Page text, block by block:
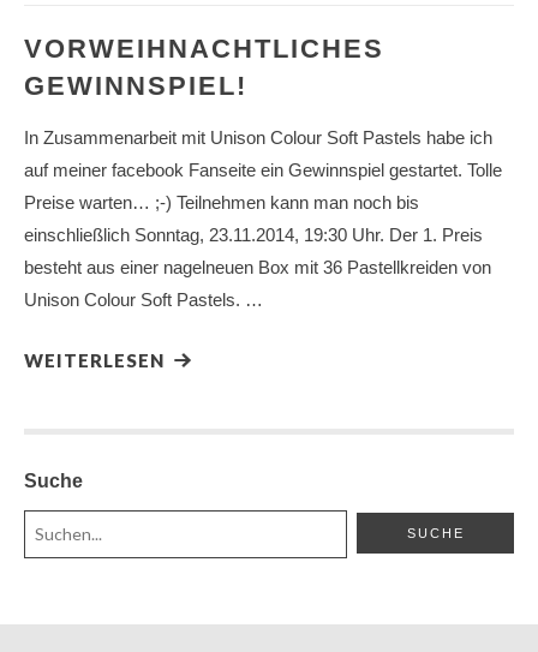
VORWEIHNACHTLICHES
GEWINNSPIEL!
In Zusammenarbeit mit Unison Colour Soft Pastels habe ich
auf meiner facebook Fanseite ein Gewinnspiel gestartet. Tolle
Preise warten… ;-) Teilnehmen kann man noch bis
einschließlich Sonntag, 23.11.2014, 19:30 Uhr. Der 1. Preis
besteht aus einer nagelneuen Box mit 36 Pastellkreiden von
Unison Colour Soft Pastels. …
WEITERLESEN
Suche